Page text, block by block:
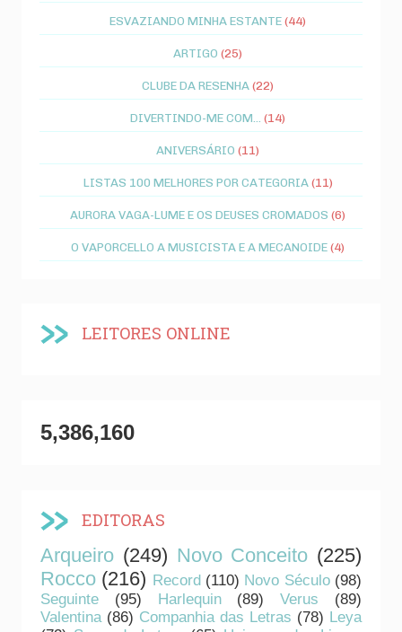
ESVAZIANDO MINHA ESTANTE(44)
ARTIGO (25)
CLUBE DA RESENHA(22)
DIVERTINDO-ME COM... (14)
ANIVERSÁRIO (11)
LISTAS 100 MELHORES POR CATEGORIA (11)
AURORA VAGA-LUME E OS DEUSES CROMADOS (6)
O VAPORCELLO A MUSICISTA E A MECANOIDE(4)
LEITORES ONLINE
5,386,160
EDITORAS
Arqueiro (249) Novo Conceito (225)
Rocco (216) Record (110) Novo Século (98)
Seguinte
(95) Harlequin (89) Verus
(89)
Valentina (86) Companhia das Letras (78) Leya